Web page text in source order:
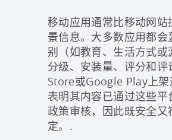
移动应用通常比移动网站
景信息。大多数应用都会
别（如教育、生活方式或
分级、安装量、评分和评
Store或Google Play上
表明其内容已通过这些平
政策审核，因此既安全又
定。.